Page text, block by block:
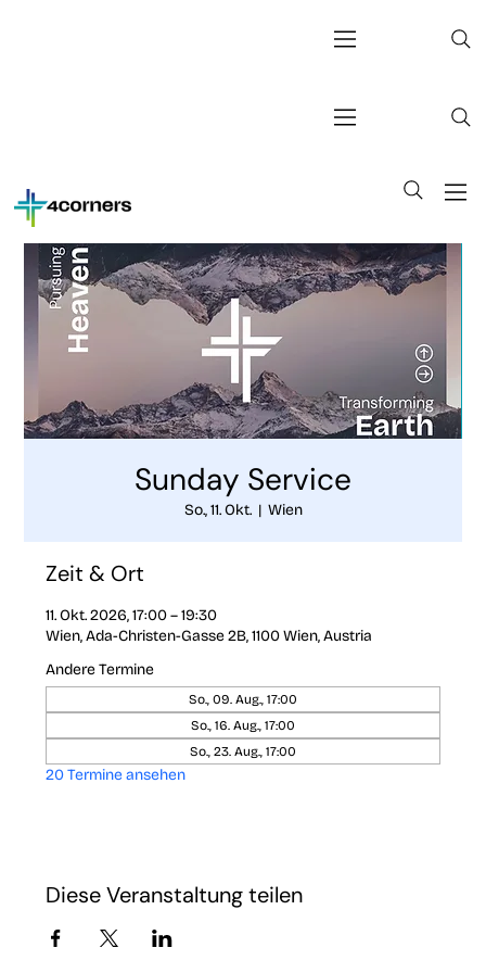
Sunday Service
So., 11. Okt.
  |
Wien
Zeit & Ort
11. Okt. 2026, 17:00 – 19:30
Wien, Ada-Christen-Gasse 2B, 1100 Wien, Austria
Andere Termine
So., 09. Aug., 17:00
So., 16. Aug., 17:00
So., 23. Aug., 17:00
20 Termine ansehen
Diese Veranstaltung teilen